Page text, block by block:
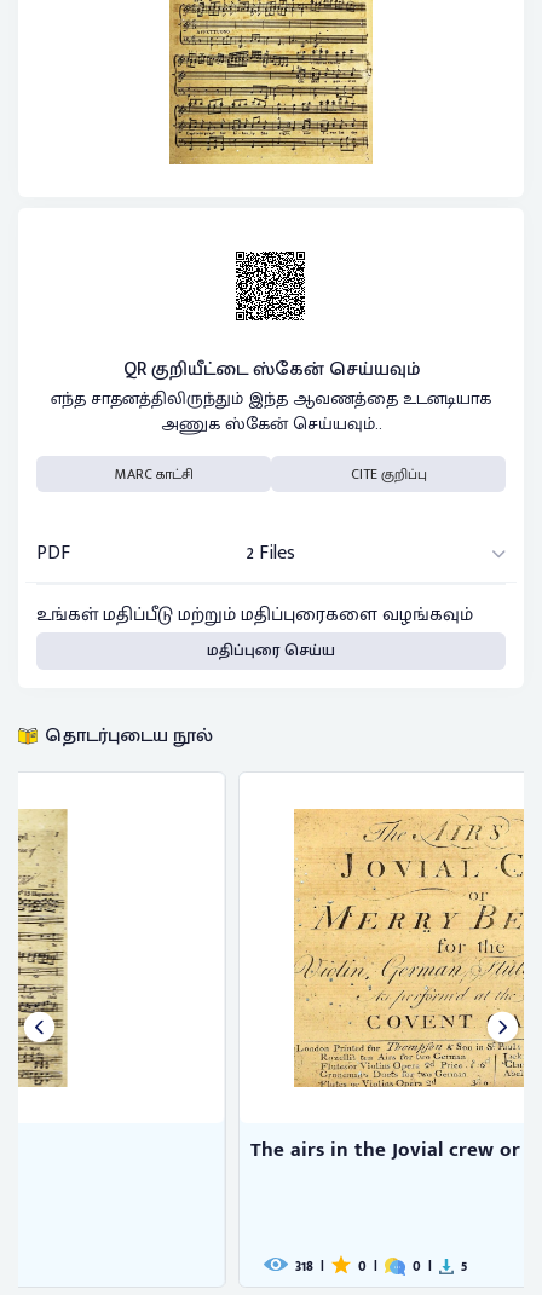
QR குறியீட்டை ஸ்கேன் செய்யவும்
எந்த சாதனத்திலிருந்தும் இந்த ஆவணத்தை உடனடியாக
அணுக ஸ்கேன் செய்யவும்..
MARC காட்சி CITE குறிப்பு
PDF
2 Files
உங்கள் மதிப்பீடு மற்றும் மதிப்புரைகளை வழங்கவும்
மதிப்புரை செய்ய
தொடர்புடைய நூல்
The airs in the Jovial crew or ...